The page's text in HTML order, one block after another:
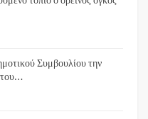
Συμβουλίου την